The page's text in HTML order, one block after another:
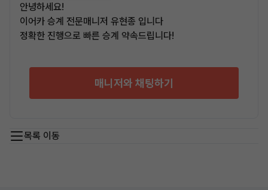
안녕하세요!
이어카 승계 전문매니저 유현종 입니다
정확한 진행으로 빠른 승계 약속드립니다!
매니저와 채팅하기
목록 이동